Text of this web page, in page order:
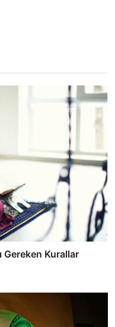
Gereken Kurallar